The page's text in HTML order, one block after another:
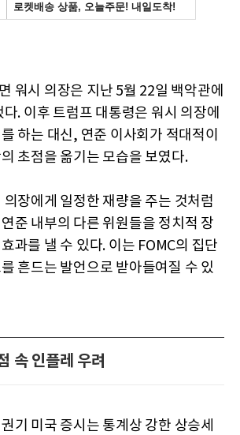
워시 의장은 지난 5월 22일 백악관에
. 이후 트럼프 대통령은 워시 의장에
하는 대신, 연준 이사회가 적대적이
초점을 옮기는 모습을 보였다.
장에게 일정한 재량을 주는 것처럼
준 내부의 다른 위원들을 정치적 장
과를 낼 수 있다. 이는 FOMC의 집단
흔드는 발언으로 받아들여질 수 있
속 인플레 우려
기 미국 증시는 통계상 강한 상승세